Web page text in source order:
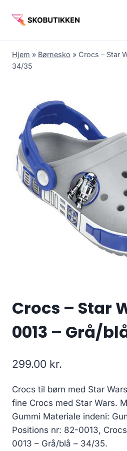
Hjem » Børnesko » Crocs – Star
34/35
Crocs – Star
0013 – Grå/
299.00 kr.
Crocs til børn med Star
fine Crocs med Star Wars.
Gummi Materiale indeni:
Positions nr: 82-0013,
0013 – Grå/blå – 34/35.